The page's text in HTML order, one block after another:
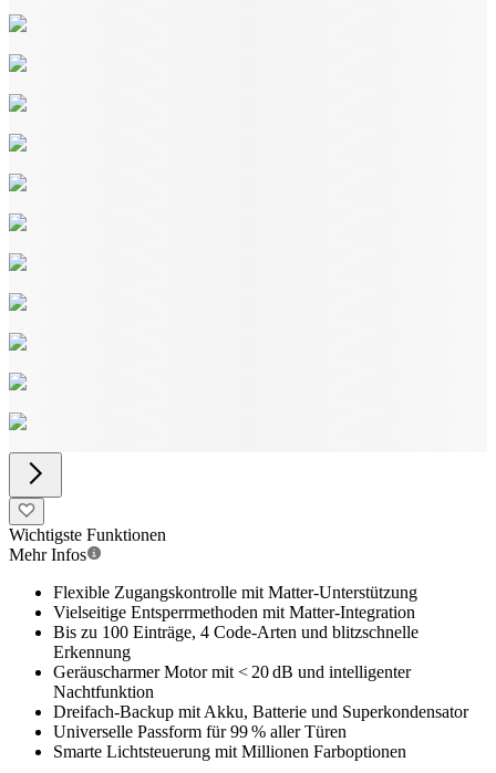
Wichtigste Funktionen
Mehr Infos
Flexible Zugangskontrolle mit Matter-Unterstützung
Vielseitige Entsperrmethoden mit Matter-Integration
Bis zu 100 Einträge, 4 Code-Arten und blitzschnelle
Erkennung
Geräuscharmer Motor mit < 20 dB und intelligenter
Nachtfunktion
Dreifach-Backup mit Akku, Batterie und Superkondensator
Universelle Passform für 99 % aller Türen
Smarte Lichtsteuerung mit Millionen Farboptionen